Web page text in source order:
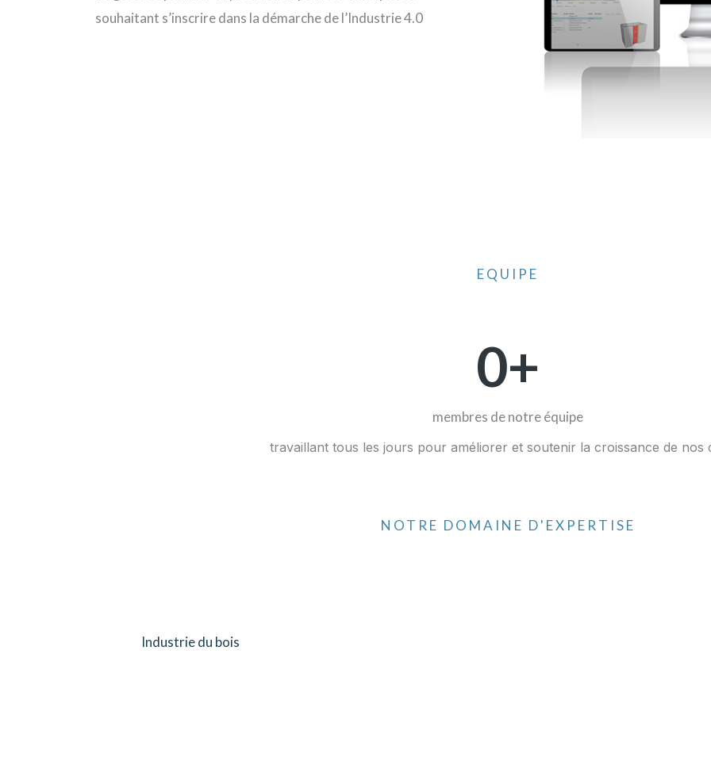
souhaitant s’inscrire dans la démarche de l’Industrie 4.0
EQUIPE
0+
membres de notre équipe
travaillant tous les jours pour améliorer et soutenir la croissance de nos
NOTRE DOMAINE D'EXPERTISE
Industrie du bois